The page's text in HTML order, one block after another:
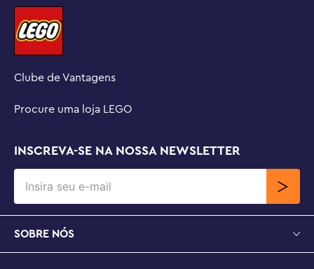
Clube de Vantagens
Procure uma loja LEGO
INSCREVA-SE NA NOSSA NEWSLETTER
SOBRE NÓS